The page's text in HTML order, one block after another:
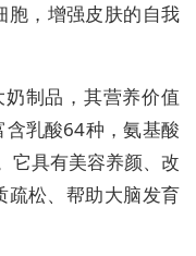
胞，增强皮肤的自我
制品，其营养价值
乳酸64种，氨基酸
它具有美容养颜、改
疏松、帮助大脑发育